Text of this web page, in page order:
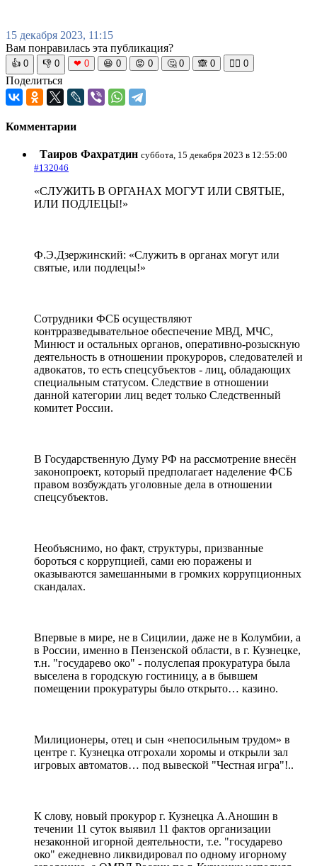
15 декабря 2023, 11:15
Вам понравилась эта публикация?
👍 0 👎 0 ❤ 0 😆 0 😡 0 🤔 0 🙈 0 🧘‍♀️ 0
Поделиться
Комментарии
Таиров Фахратдин суббота, 15 декабря 2023 в 12:55:00
#132046
«СЛУЖИТЬ В ОРГАНАХ МОГУТ ИЛИ СВЯТЫЕ,
ИЛИ ПОДЛЕЦЫ!»
Ф.Э.Дзержинский: «Служить в органах могут или
святые, или подлецы!»
Сотрудники ФСБ осуществляют
контрразведывательное обеспечение МВД, МЧС,
Минюст и остальных органов, оперативно-розыскную
деятельность в отношении прокуроров, следователей и
адвокатов, то есть спецсубъектов - лиц, обладающих
специальным статусом. Следствие в отношении
данной категории лиц ведет только Следственный
комитет России.
В Государственную Думу РФ на рассмотрение внесён
законопроект, который предполагает наделение ФСБ
правом возбуждать уголовные дела в отношении
спецсубъектов.
Необъяснимо, но факт, структуры, призванные
бороться с коррупцией, сами ею поражены и
оказываются замешанными в громких коррупционных
скандалах.
Впервые в мире, не в Сицилии, даже не в Колумбии, а
в России, именно в Пензенской области, в г. Кузнецке,
т.н. "государево око" - полуслепая прокуратура была
выселена в городскую гостиницу, а в бывшем
помещении прокуратуры было открыто… казино.
Милиционеры, отец и сын «непосильным трудом» в
центре г. Кузнецка отгрохали хоромы и открыли зал
игровых автоматов… под вывеской "Честная игра"!..
К слову, новый прокурор г. Кузнецка А.Аношин в
течении 11 суток выявил 11 фактов организации
незаконной игорной деятельности, т.е. "государево
око" ежедневно ликвидировал по одному игорному